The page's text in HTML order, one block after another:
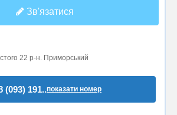
Зв'язатися
22 р-н. Приморський
(093) 191..показати номер